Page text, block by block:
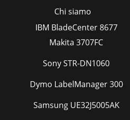
Chi siamo
IBM BladeCenter 8677
Makita 3707FC
Sony STR-DN1060
Dymo LabelManager 300
Samsung UE32J5005AK